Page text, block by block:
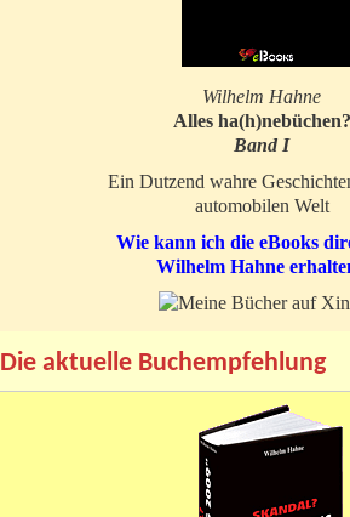
Wilhelm Hahne
Alles ha(h)nebüchen?
Band I
Ein Dutzend wahre
automobilen Welt
Wie kann ich die eBooks
Wilhelm Hahne
Die aktuelle Buchempfehlung